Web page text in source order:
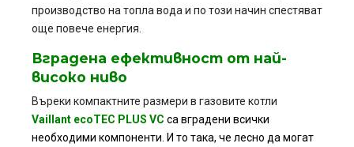
производство на топла вода и по този начин спестяват
още повече енергия.
Вградена ефективност от най-
високо ниво
Въреки компактните размери в газовите котли
Vaillant ecoTEC PLUS VC са вградени всички
необходими компоненти. И то така, че лесно да могат